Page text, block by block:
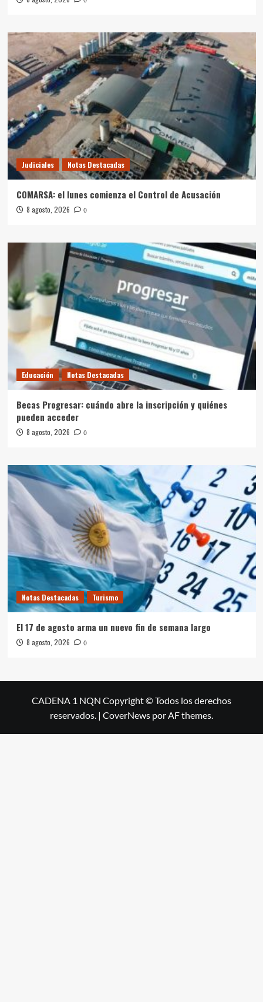
Judiciales Notas Destacadas
COMARSA: el lunes comienza el Control de Acusación
8 agosto, 2026 0
Educación Notas Destacadas
Becas Progresar: cuándo abre la inscripción y quiénes
pueden acceder
8 agosto, 2026 0
Notas Destacadas Turismo
El 17 de agosto arma un nuevo fin de semana largo
8 agosto, 2026 0
CADENA 1 NQN Copyright © Todos los derechos
reservados. | CoverNews por AF themes.